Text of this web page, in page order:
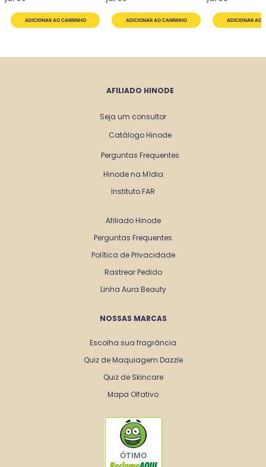
AFILIADO HINODE
Seja um consultor
Catálogo Hinode
Perguntas Frequentes
Hinode na Mídia
Instituto FAR
Afiliado Hinode
Perguntas Frequentes
Política de Privacidade
Rastrear Pedido
Linha Aura Beauty
NOSSAS MARCAS
Escolha sua fragrância
Quiz de Maquiagem Dazzle
Quiz de Skincare
Mapa Olfativo
ÓTIMO